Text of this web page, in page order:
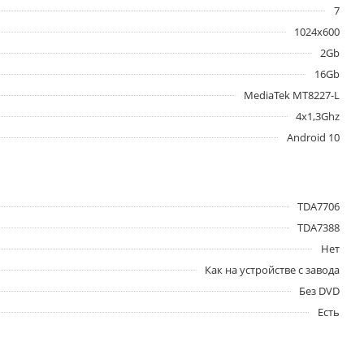
7
1024x600
2Gb
16Gb
MediaTek MT8227-L
4x1,3Ghz
Android 10
TDA7706
TDA7388
Нет
Как на устройстве с завода
Без DVD
Есть